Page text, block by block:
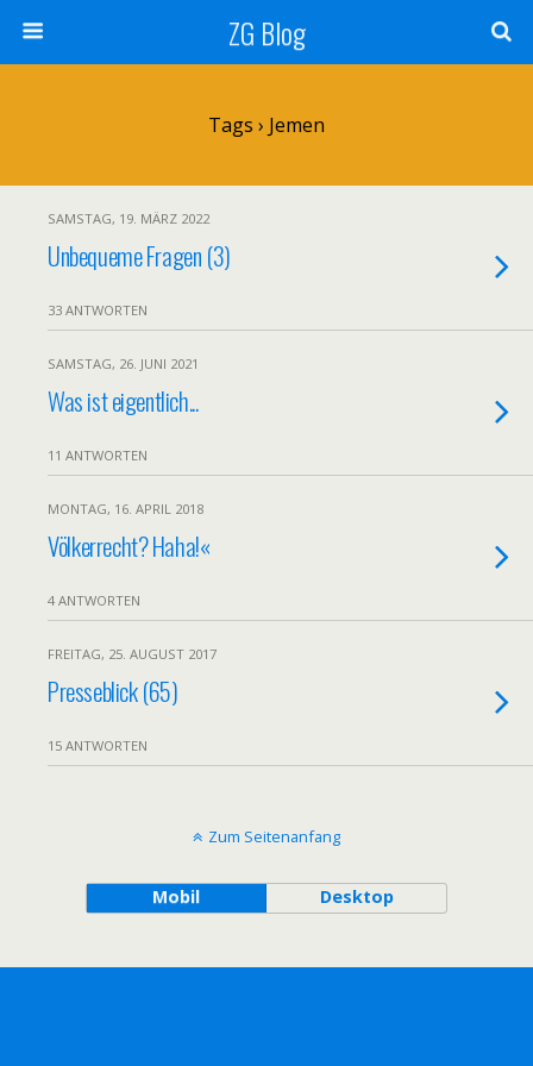
ZG Blog
Tags › Jemen
SAMSTAG, 19. MÄRZ 2022
Unbequeme Fragen (3)
33 ANTWORTEN
SAMSTAG, 26. JUNI 2021
Was ist eigentlich...
11 ANTWORTEN
MONTAG, 16. APRIL 2018
»Völkerrecht? Haha!«
4 ANTWORTEN
FREITAG, 25. AUGUST 2017
Presseblick (65)
15 ANTWORTEN
Zum Seitenanfang
Mobil Desktop